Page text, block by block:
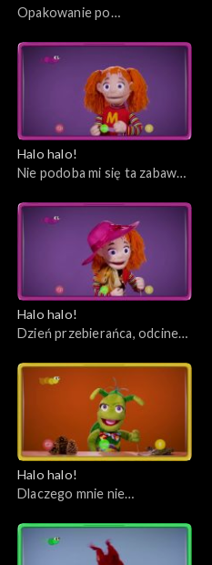
Opakowanie po
Halo halo!
Nie podoba mi się ta zabawa i
Halo halo!
Dzień przebierańca, odcinek
Halo halo!
Dlaczego mnie nie